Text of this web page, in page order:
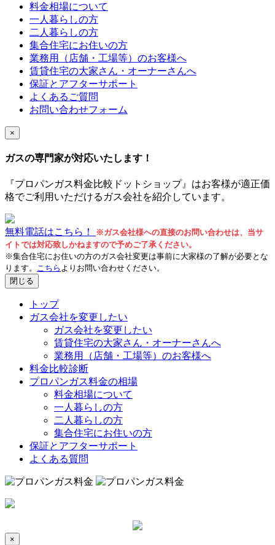
料金相場について
一人暮らしの方
二人暮らしの方
集合住宅にお住いの方
業務用（店舗・工場等）のお客様へ
賃貸住宅の大家さん・オーナーさんへ
保証とアフターサポート
よくあるご質問
お問い合わせフォーム
×
ガスの専門家が対応いたします！
『プロパンガス料金比較ドットショップ』はお客様が適正価
格でご利用いただけるガス会社を紹介しています。
無料電話はこちら！
※ガス会社様への直接のお問い合わせは、当サ
イトでは対応致しかねますので予めご了承ください。
※集合住宅にお住いの方のガス会社変更は事前に大家様の了解が必要とな
ります。 こちら よりお問い合わせください。
閉じる
トップ
ガス会社を変更したい
ガス会社を変更したい
賃貸住宅の大家さん・オーナーさんへ
業務用（店舗・工場等）のお客様へ
料金比較診断
プロパンガス料金の相場
料金相場について
一人暮らしの方
二人暮らしの方
集合住宅にお住いの方
保証とアフターサポート
よくある質問
×